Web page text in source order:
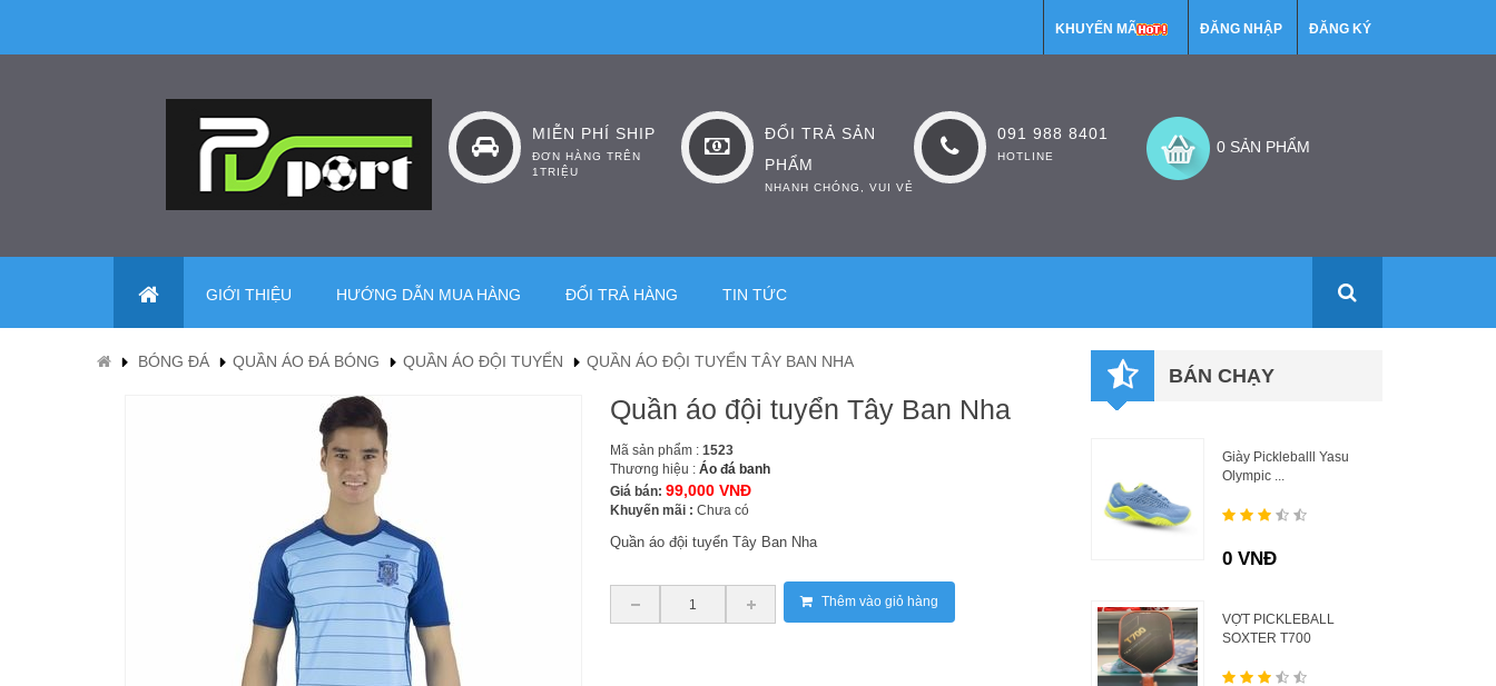
KHUYẾN MÃI ĐĂNG NHẬP ĐĂNG KÝ
MIỄN PHÍ SHIP
ĐƠN HÀNG TRÊN
1TRIỆU
ĐỔI TRẢ SẢN
PHẨM
NHANH CHÓNG, VUI VẺ
091 988 8401
HOTLINE
0 SẢN PHẨM
GIỚI THIỆU HƯỚNG DẪN MUA HÀNG ĐỔI TRẢ HÀNG TIN TỨC
BÓNG ĐÁ QUẦN ÁO ĐÁ BÓNG QUẦN ÁO ĐỘI TUYỂN QUẦN ÁO ĐỘI TUYỂN TÂY BAN NHA
Quần áo đội tuyển Tây Ban Nha
Mã sản phẩm :1523
Thương hiệu :Áo đá banh
Giá bán: 99,000 VNĐ
Khuyến mãi :Chưa có
Quần áo đội tuyển Tây Ban Nha
Thêm vào giỏ hàng
BÁN CHẠY
Giày Pickleballl Yasu
Olympic ...
0 VNĐ
VỢT PICKLEBALL
SOXTER T700